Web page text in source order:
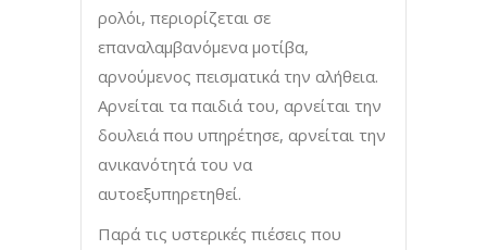
ρολόι, περιορίζεται σε
επαναλαμβανόμενα μοτίβα,
αρνούμενος πεισματικά την αλήθεια.
Αρνείται τα παιδιά του, αρνείται την
δουλειά που υπηρέτησε, αρνείται την
ανικανότητά του να
αυτοεξυπηρετηθεί.
Παρά τις υστερικές πιέσεις που